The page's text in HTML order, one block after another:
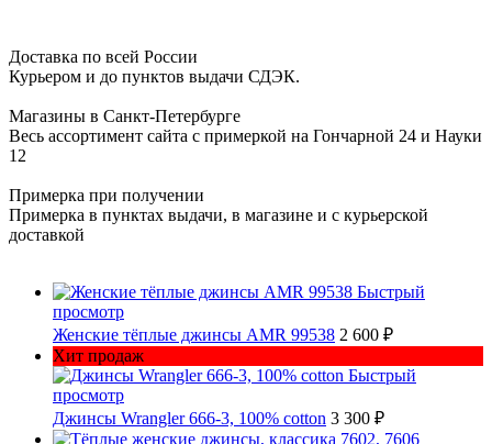
Доставка по всей России
Курьером и до пунктов выдачи СДЭК.
Магазины в Санкт-Петербурге
Весь ассортимент сайта с примеркой на Гончарной 24 и Науки
12
Примерка при получении
Примерка в пунктах выдачи, в магазине и с курьерской
доставкой
Быстрый
просмотр
Женские тёплые джинсы AMR 99538 2 600 ₽
Хит продаж
Быстрый
просмотр
Джинсы Wrangler 666-3, 100% cotton 3 300 ₽